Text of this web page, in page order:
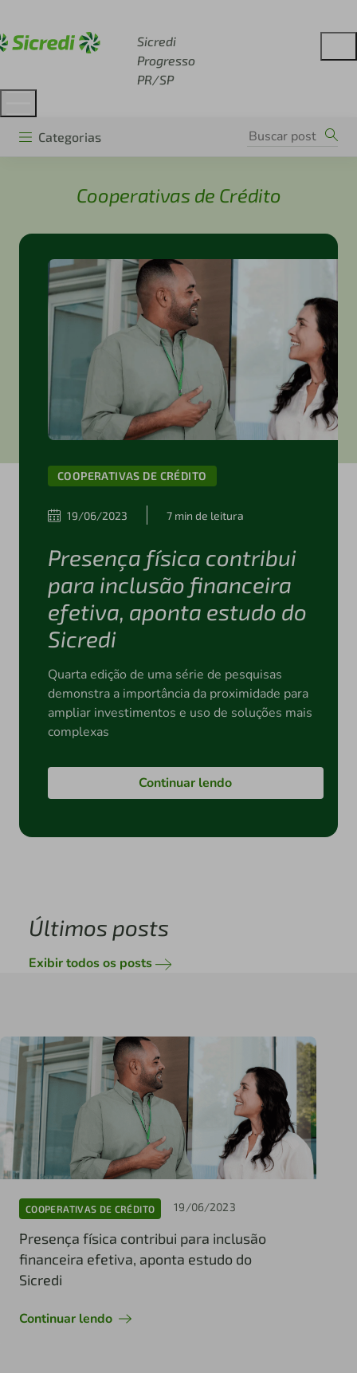
Sicredi
Progresso
PR/SP
Categorias
Cooperativas de Crédito
COOPERATIVAS DE CRÉDITO
19/06/2023 7 min de leitura
Presença física contribui
para inclusão financeira
efetiva, aponta estudo do
Sicredi
Quarta edição de uma série de pesquisas
demonstra a importância da proximidade para
ampliar investimentos e uso de soluções mais
complexas
Continuar lendo
Últimos posts
Exibir todos os posts
COOPERATIVAS DE CRÉDITO 19/06/2023
Presença física contribui para inclusão
financeira efetiva, aponta estudo do
Sicredi
Continuar lendo